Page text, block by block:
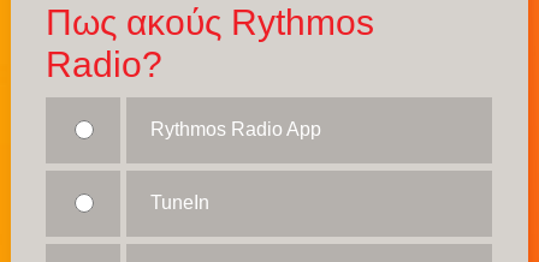
Πως ακούς Rythmos
Radio?
Rythmos Radio App
TuneIn